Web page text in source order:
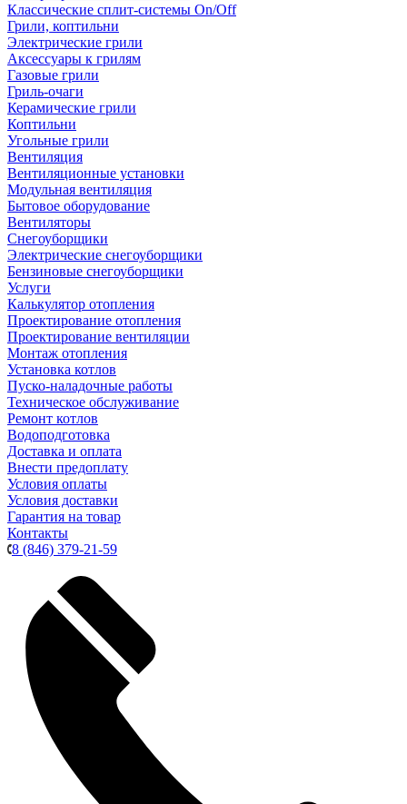
Классические сплит-системы On/Off
Грили, коптильни
Электрические грили
Аксессуары к грилям
Газовые грили
Гриль-очаги
Керамические грили
Коптильни
Угольные грили
Вентиляция
Вентиляционные установки
Модульная вентиляция
Бытовое оборудование
Вентиляторы
Снегоуборщики
Электрические снегоуборщики
Бензиновые снегоуборщики
Услуги
Калькулятор отопления
Проектирование отопления
Проектирование вентиляции
Монтаж отопления
Установка котлов
Пуско-наладочные работы
Техническое обслуживание
Ремонт котлов
Водоподготовка
Доставка и оплата
Внести предоплату
Условия оплаты
Условия доставки
Гарантия на товар
Контакты
8 (846) 379-21-59